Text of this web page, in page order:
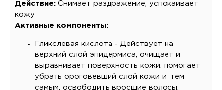
Действие: Снимает раздражение, успокаивает
кожу
Активные компоненты:
Гликолевая кислота - Действует на
верхний слой эпидермиса, очищает и
выравнивает поверхность кожи: помогает
убрать ороговевший слой кожи и, тем
самым, освободить вросшие волосы.